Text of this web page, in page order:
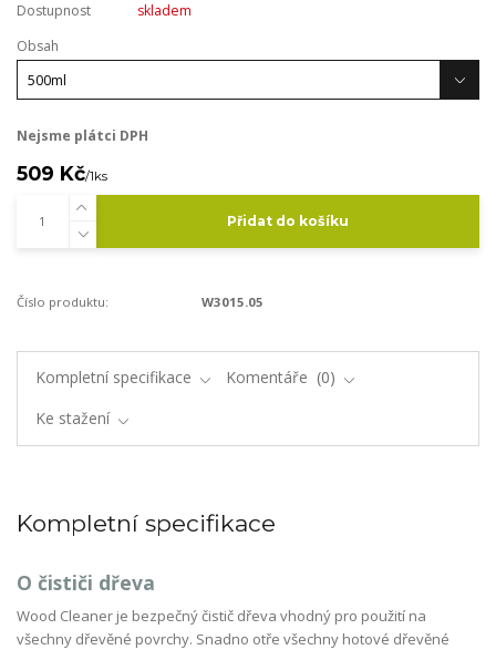
Dostupnost
skladem
Obsah
Nejsme plátci DPH
509 Kč/1ks
Přidat do košíku
Číslo produktu: W3015.05
Kompletní specifikace Komentáře
0
Ke stažení
Kompletní specifikace
O čističi dřeva
Wood Cleaner je bezpečný čistič dřeva vhodný pro použití na
všechny dřevěné povrchy. Snadno otře všechny hotové dřevěné